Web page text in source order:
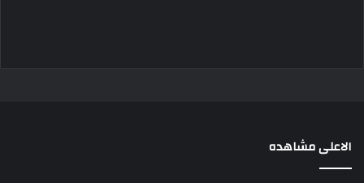
الاعلى مشاهده